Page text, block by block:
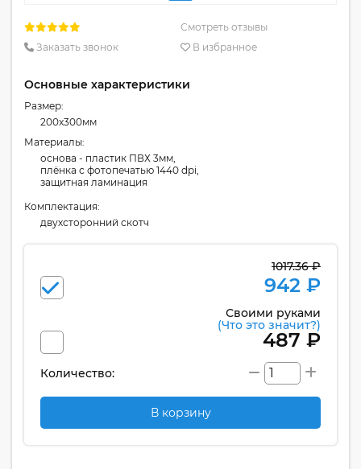
Смотреть отзывы
Заказать звонок
В избранное
Основные характеристики
Размер:
200x300мм
Материалы:
основа - пластик ПВХ 3мм,
плёнка с фотопечатью 1440 dpi,
защитная ламинация
Комплектация:
двухсторонний скотч
1017.36 ₽
942 ₽
Своими руками
(Что это значит?)
487 ₽
Количество:
В корзину